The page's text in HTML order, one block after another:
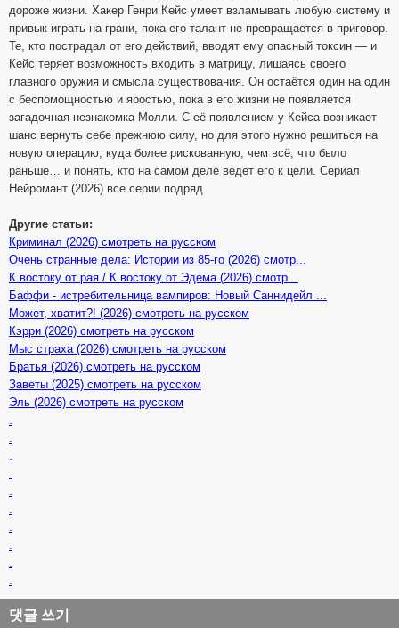
дороже жизни. Хакер Генри Кейс умеет взламывать любую систему и
привык играть на грани, пока его талант не превращается в приговор.
Те, кто пострадал от его действий, вводят ему опасный токсин — и
Кейс теряет возможность входить в матрицу, лишаясь своего
главного оружия и смысла существования. Он остаётся один на один
с беспомощностью и яростью, пока в его жизни не появляется
загадочная незнакомка Молли. С её появлением у Кейса возникает
шанс вернуть себе прежнюю силу, но для этого нужно решиться на
новую операцию, куда более рискованную, чем всё, что было
раньше… и понять, кто на самом деле ведёт его к цели. Сериал
Нейромант (2026) все серии подряд
Другие статьи:
Криминал (2026) смотреть на русском
Очень странные дела: Истории из 85-го (2026) смотр...
К востоку от рая / К востоку от Эдема (2026) смотр...
Баффи - истребительница вампиров: Новый Саннидейл ...
Может, хватит?! (2026) смотреть на русском
Кэрри (2026) смотреть на русском
Мыс страха (2026) смотреть на русском
Братья (2026) смотреть на русском
Заветы (2025) смотреть на русском
Эль (2026) смотреть на русском
.
.
.
.
.
.
.
.
.
.
댓글 쓰기